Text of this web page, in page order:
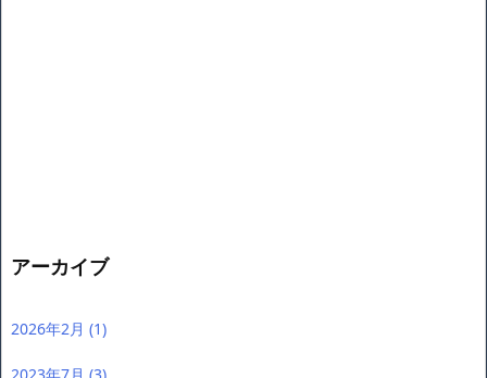
アーカイブ
2026年2月 (1)